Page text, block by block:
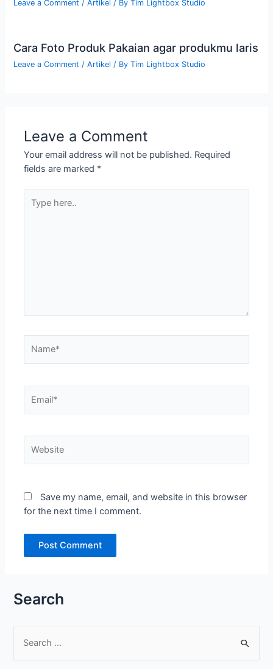
Leave a Comment /Artikel / ByTim Lightbox Studio
Cara Foto Produk Pakaian agar produkmu laris
Leave a Comment /Artikel / ByTim Lightbox Studio
Leave a Comment
Your email address will not be published. Required
fields are marked *
here..
Save my name, email, and website in this browser
for the next time I comment.
Search
e